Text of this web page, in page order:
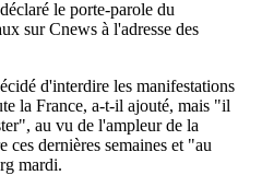
le porte-parole du
sur Cnews à l'adresse des
d'interdire les manifestations
la France, a-t-il ajouté, mais "il
au vu de l'ampleur de la
dernières semaines et "au
mardi.